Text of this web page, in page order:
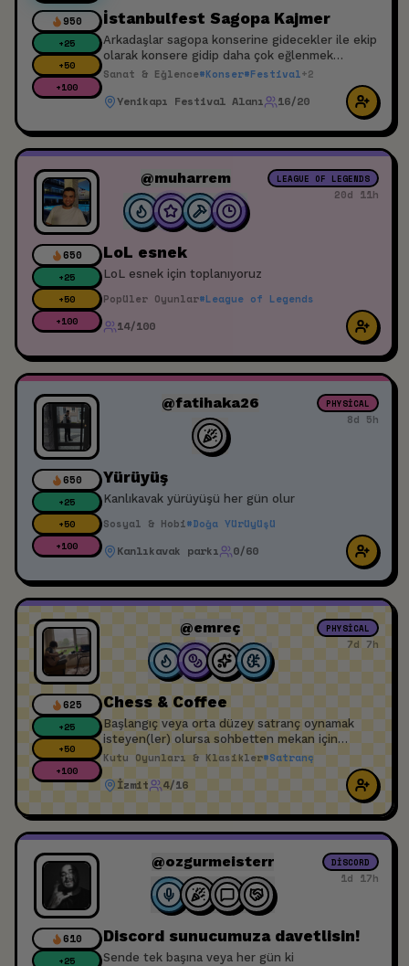
950
+25
+50
+100
İstanbulfest Sagopa Kajmer
Arkadaşlar sagopa konserine gidecekler ile ekip
olarak konsere gidip daha çok eğlenmek
isteyenler katılsın.
Sanat & Eğlence#Konser#Festival+2
Yenikapı Festival Alanı 16/20
650
+25
+50
+100
@muharrem LEAGUE OF LEGENDS
20d 11h
LoL esnek
LoL esnek için toplanıyoruz
Popüler Oyunlar#League of Legends
14/100
650
+25
+50
+100
@fatihaka26 PHYSICAL
8d 5h
Yürüyüş
Kanlıkavak yürüyüşü her gün olur
Sosyal & Hobi#Doğa Yürüyüşü
Kanlıkavak parkı 0/60
625
+25
+50
+100
@emreç PHYSICAL
7d 7h
Chess & Coffee
Başlangıç veya orta düzey satranç oynamak
isteyen(ler) olursa sohbetten mekan için
planlama yapabiliriz.
Kutu Oyunları & Klasikler#Satranç
İzmit 4/16
610
+25
@ozgurmeisterr DISCORD
1d 17h
Discord sunucumuza davetlisin!
Sende tek başına veya her gün ki